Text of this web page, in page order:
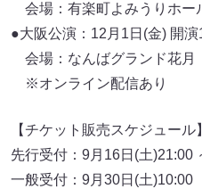
会場：有楽町よみうりホー
●大阪公演：12月1日(金) 開演
会場：なんばグランド花月
※オンライン配信あり
【チケット販売スケジュール】
先行受付：9月16日(土)21:00
一般受付：9月30日(土)10:00